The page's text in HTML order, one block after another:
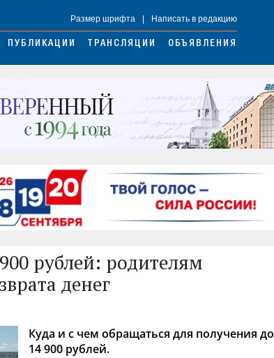
Размер шрифта Написать в редакцию
ПУБЛИКАЦИИ ТРАНСЛЯЦИИ ОБЪЯВЛЕНИЯ
рублей: родителям
денег
Куда и с чем обращаться для получения до
14 900 рублей.